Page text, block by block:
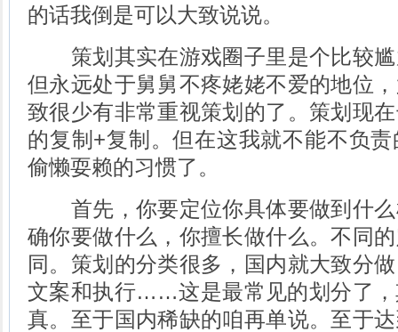
的话我倒是可以大致说说。
策划其实在游戏圈子里是个比较尴
但永远处于舅舅不疼姥姥不爱的地位
致很少有非常重视策划的了。策划现
的复制+复制。但在这我就不能不负
偷懒耍赖的习惯了。
首先，你要定位你具体要做到什么
确你要做什么，你擅长做什么。不同
同。策划的分类很多，国内就大致分
文案和执行……这是最常见的划分了，
真。至于国内稀缺的咱再单说。至于